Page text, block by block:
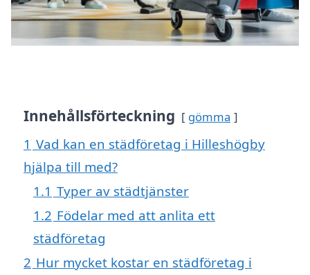
Innehållsförteckning gömma
1 Vad kan en städföretag i Hilleshögby
hjälpa till med?
1.1 Typer av städtjänster
1.2 Födelar med att anlita ett
städföretag
2 Hur mycket kostar en städföretag i